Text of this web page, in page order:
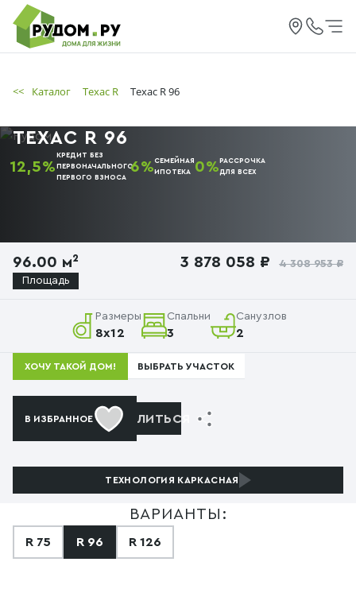
<< Каталог Техас R Техас R 96
ТЕХАС R 96
12,5%
КРЕДИТ БЕЗ
ПЕРВОНАЧАЛЬНОГО
ПЕРВОГО ВЗНОСА
6%СЕМЕЙНАЯ
ИПОТЕКА
0%РАССРОЧКА
ДЛЯ ВСЕХ
96.00 м²
Площадь
3 878 058 ₽ 4 308 953 ₽
Размеры
8х12
Спальни
3
Санузлов
2
ХОЧУ ТАКОЙ ДОМ! ВЫБРАТЬ УЧАСТОК
В ИЗБРАННОЕ ПОДЕЛИТЬСЯ
ТЕХНОЛОГИЯ КАРКАСНАЯ
ВАРИАНТЫ:
R 75 R 96 R 126